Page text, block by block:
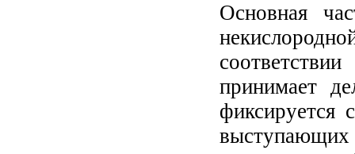
Основная
принимает
фиксируется
выступающих